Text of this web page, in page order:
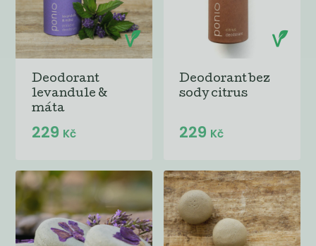
Deodorant
levandule &
máta
229 Kč
Deodorant bez
sody citrus
229 Kč